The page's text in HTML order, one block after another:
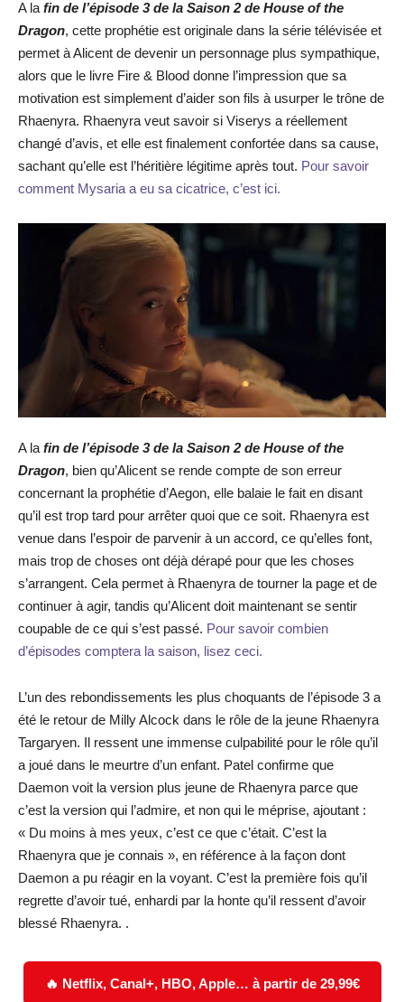
A la fin de l’épisode 3 de la Saison 2 de House of the
Dragon, cette prophétie est originale dans la série télévisée et
permet à Alicent de devenir un personnage plus sympathique,
alors que le livre Fire & Blood donne l’impression que sa
motivation est simplement d’aider son fils à usurper le trône de
Rhaenyra. Rhaenyra veut savoir si Viserys a réellement
changé d’avis, et elle est finalement confortée dans sa cause,
sachant qu’elle est l’héritière légitime après tout. Pour savoir
comment Mysaria a eu sa cicatrice, c’est ici.
A la fin de l’épisode 3 de la Saison 2 de House of the
Dragon, bien qu’Alicent se rende compte de son erreur
concernant la prophétie d’Aegon, elle balaie le fait en disant
qu’il est trop tard pour arrêter quoi que ce soit. Rhaenyra est
venue dans l’espoir de parvenir à un accord, ce qu’elles font,
mais trop de choses ont déjà dérapé pour que les choses
s’arrangent. Cela permet à Rhaenyra de tourner la page et de
continuer à agir, tandis qu’Alicent doit maintenant se sentir
coupable de ce qui s’est passé. Pour savoir combien
d’épisodes comptera la saison, lisez ceci.
L’un des rebondissements les plus choquants de l’épisode 3 a
été le retour de Milly Alcock dans le rôle de la jeune Rhaenyra
Targaryen. Il ressent une immense culpabilité pour le rôle qu’il
a joué dans le meurtre d’un enfant. Patel confirme que
Daemon voit la version plus jeune de Rhaenyra parce que
c’est la version qui l’admire, et non qui le méprise, ajoutant :
« Du moins à mes yeux, c’est ce que c’était. C’est la
Rhaenyra que je connais », en référence à la façon dont
Daemon a pu réagir en la voyant. C’est la première fois qu’il
regrette d’avoir tué, enhardi par la honte qu’il ressent d’avoir
blessé Rhaenyra. .
🔥 Netflix, Canal+, HBO, Apple… à partir de 29,99€